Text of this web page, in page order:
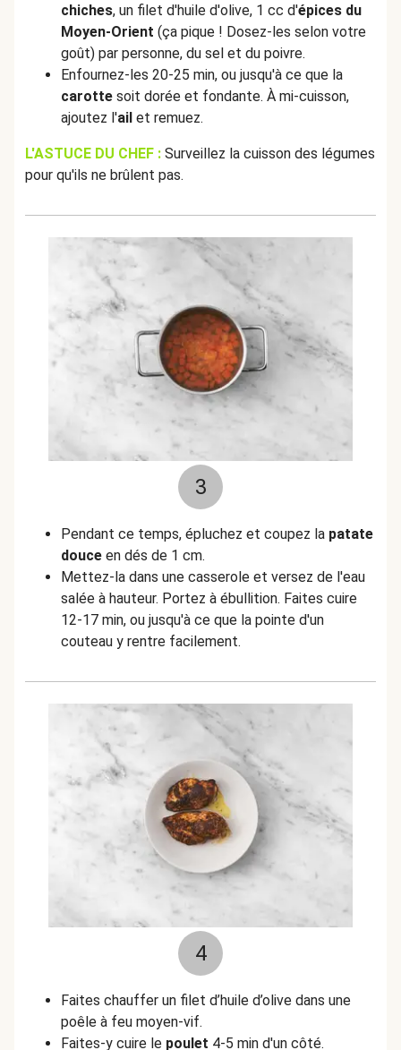
chiches, un filet d'huile d'olive, 1 cc d'épices du
Moyen-Orient (ça pique ! Dosez-les selon votre
goût) par personne, du sel et du poivre.
Enfournez-les 20-25 min, ou jusqu'à ce que la
carotte soit dorée et fondante. À mi-cuisson,
ajoutez l'ail et remuez.
L'ASTUCE DU CHEF : Surveillez la cuisson des légumes
pour qu'ils ne brûlent pas.
3
Pendant ce temps, épluchez et coupez la patate
douce en dés de 1 cm.
Mettez-la dans une casserole et versez de l'eau
salée à hauteur. Portez à ébullition. Faites cuire
12-17 min, ou jusqu'à ce que la pointe d'un
couteau y rentre facilement.
4
Faites chauffer un filet d’huile d’olive dans une
poêle à feu moyen-vif.
Faites-y cuire le poulet 4-5 min d'un côté.